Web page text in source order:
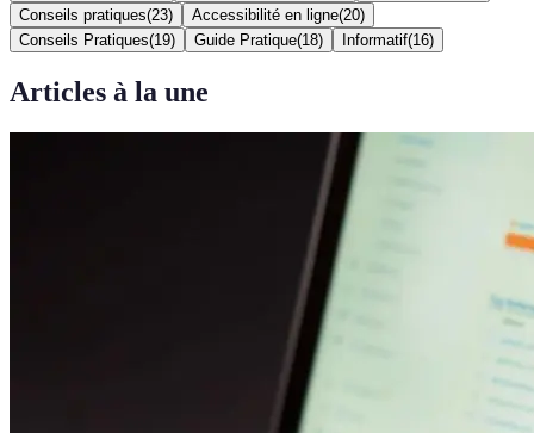
Conseils pratiques(23) Accessibilité en ligne(20)
Conseils Pratiques(19) Guide Pratique(18) Informatif(16)
Articles à la une